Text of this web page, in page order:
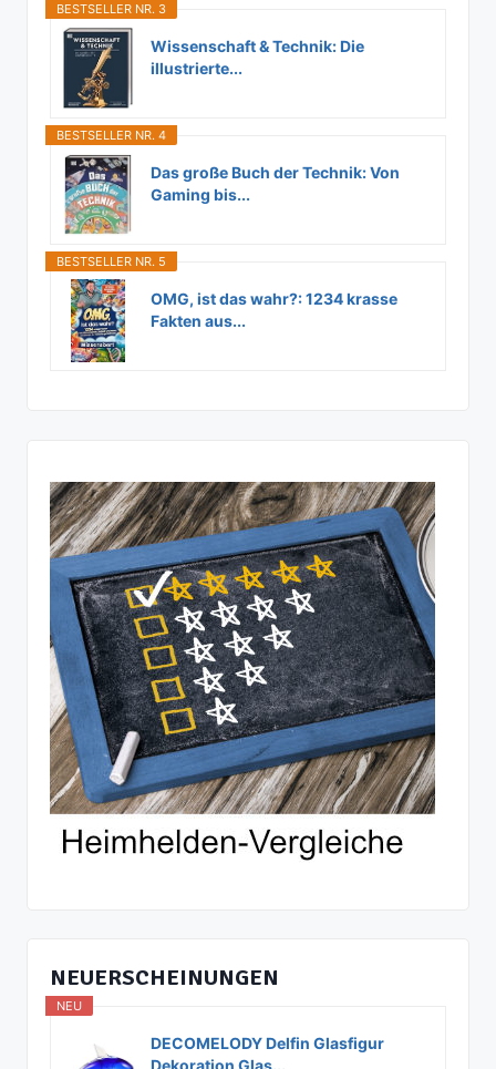
BESTSELLER NR. 3
Wissenschaft & Technik: Die
illustrierte...
BESTSELLER NR. 4
Das große Buch der Technik: Von
Gaming bis...
BESTSELLER NR. 5
OMG, ist das wahr?: 1234 krasse
Fakten aus...
NEUERSCHEINUNGEN
NEU
DECOMELODY Delfin Glasfigur